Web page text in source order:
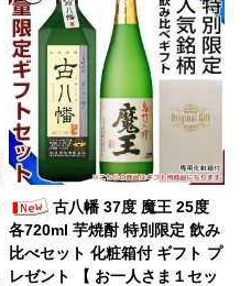
古八幡 37度 魔王 25度
各720ml 芋焼酎 特別限定 飲み
比べセット 化粧箱付 ギフト プ
レゼント 【 お一人さま１セッ